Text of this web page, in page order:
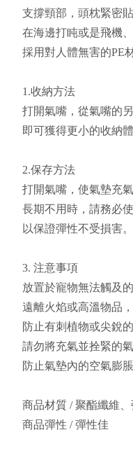
支撐頸部，頭枕緊密
在海邊打盹或是飛機
採用對人體無害的PE
1.收納方法
打開氣嘴，從氣嘴的
即可獲得更小的收納體
2.保存方法
打開氣嘴，使氣墊充
長期不用時，請務必
以保證彈性不受損害。
3. 注意事項
放置於寵物無法觸及的
遠離火焰或高溫物品
防止有刺植物或尖銳
請勿將充氣並拴緊的
防止氣墊內的空氣膨
商品材質 / 聚酯纖維
商品彈性 / 彈性佳